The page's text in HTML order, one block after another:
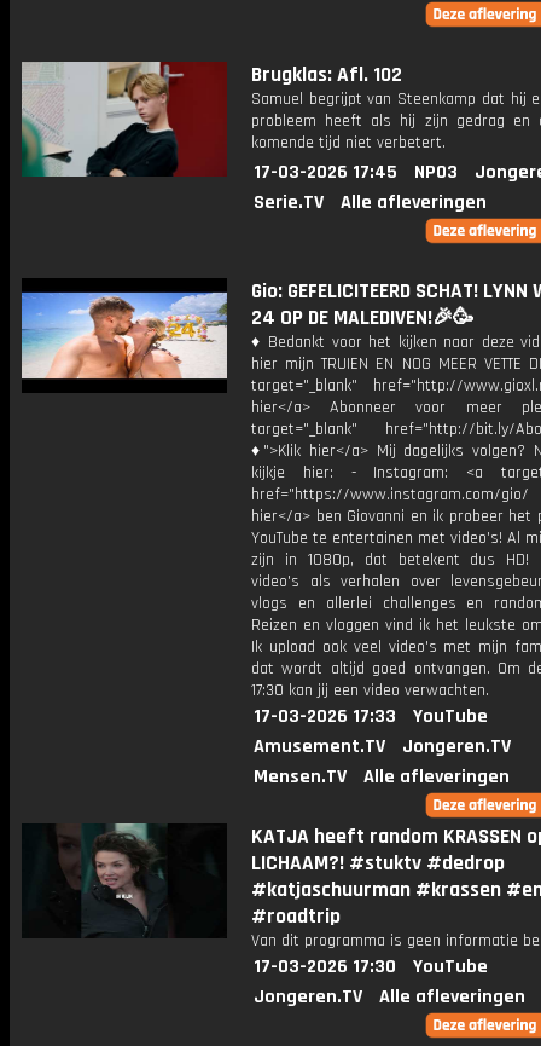
Brugklas: Afl. 102
Samuel begrijpt van Steenkamp dat hij
probleem heeft als hij zijn gedrag en
komende tijd niet verbetert.
17-03-2026 17:45 NPO3
Serie.TV
Alle afleveringen
Gio: GEFELICITEERD SCHAT! LYNN
24 OP DE MALEDIVEN!🎉🥳
♦ Bedankt voor het kijken naar deze
hier mijn TRUIEN EN NOG MEER VETTE
target="_blank" href="http://
hier</a> Abonneer voor meer
target="_blank" href="http://bit.ly/
♦">Klik hier</a> Mij dagelijks volgen?
kijkje hier: - Instagram: <a
href="https://www.instagram.com/
hier</a> ben Giovanni en ik probeer het
YouTube te entertainen met video's! Al
zijn in 1080p, dat betekent dus HD!
video's als verhalen over
vlogs en allerlei challenges en
Reizen en vloggen vind ik het leukste
Ik upload ook veel video's met mijn
dat wordt altijd goed ontvangen. Om
17:30 kan jij een video verwachten.
17-03-2026 17:33
YouTube
Amusement.TV
Jongeren.TV
Mensen.TV
Alle afleveringen
KATJA heeft random KRASSEN
LICHAAM?! #stuktv #dedrop
#katjaschuurman #krassen
#roadtrip
Van dit programma is geen informatie
17-03-2026 17:30
YouTube
Jongeren.TV
Alle afleveringen